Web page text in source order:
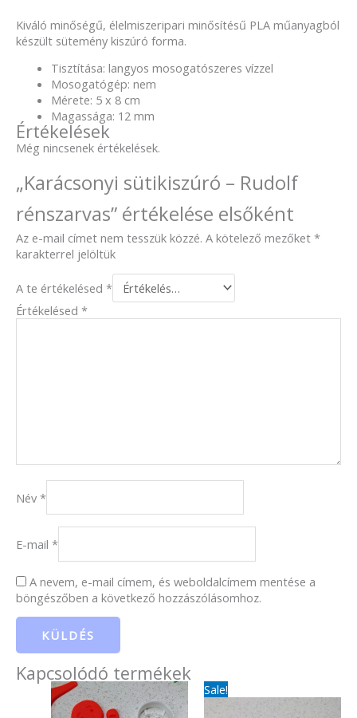
Kiváló minőségű, élelmiszeripari minősítésű PLA műanyagból
készült sütemény kiszúró forma.
Tisztítása: langyos mosogatószeres vízzel
Mosogatógép: nem
Mérete: 5 x 8 cm
Magassága: 12 mm
Értékelések
Még nincsenek értékelések.
„Karácsonyi sütikiszúró – Rudolf
rénszarvas” értékelése elsőként
Az e-mail címet nem tesszük közzé. A kötelező mezőket *
karakterrel jelöltük
A te értékelésed *
Értékelésed *
Név *
E-mail *
A nevem, e-mail címem, és weboldalcímem mentése a
böngészőben a következő hozzászólásomhoz.
Kapcsolódó termékek
Sale!
price
was:
price
is: